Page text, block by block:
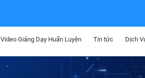
Video Giảng Dạy Huấn Luyện Tin tức Dịch